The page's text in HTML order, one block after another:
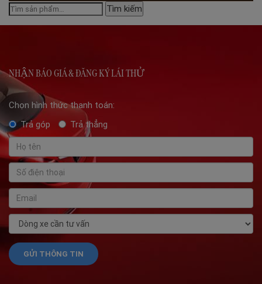
Tìm
kiếm:
Tìm kiếm
NHẬN BÁO GIÁ & ĐĂNG KÝ LÁI THỬ
Chọn hình thức thanh toán:
Trả góp
Trả thẳng